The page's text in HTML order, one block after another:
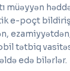
müəyyən
e-poçt
tətbiq
edə bilərlər.